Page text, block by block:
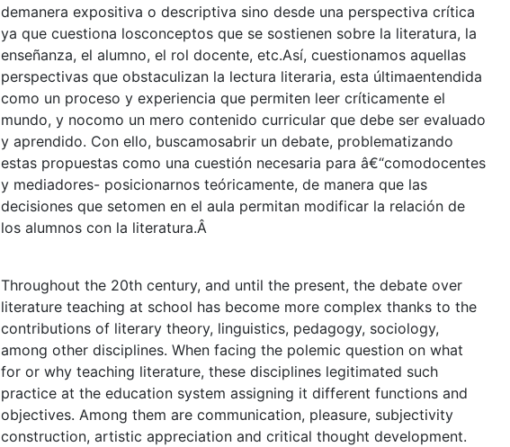
demanera expositiva o descriptiva sino desde una perspectiva crítica
ya que cuestiona losconceptos que se sostienen sobre la literatura, la
enseñanza, el alumno, el rol docente, etc.Así, cuestionamos aquellas
perspectivas que obstaculizan la lectura literaria, esta últimaentendida
como un proceso y experiencia que permiten leer críticamente el
mundo, y nocomo un mero contenido curricular que debe ser evaluado
y aprendido. Con ello, buscamosabrir un debate, problematizando
estas propuestas como una cuestión necesaria para â€“comodocentes
y mediadores- posicionarnos teóricamente, de manera que las
decisiones que setomen en el aula permitan modificar la relación de
los alumnos con la literatura.Â
Throughout the 20th century, and until the present, the debate over
literature teaching at school has become more complex thanks to the
contributions of literary theory, linguistics, pedagogy, sociology,
among other disciplines. When facing the polemic question on what
for or why teaching literature, these disciplines legitimated such
practice at the education system assigning it different functions and
objectives. Among them are communication, pleasure, subjectivity
construction, artistic appreciation and critical thought development.